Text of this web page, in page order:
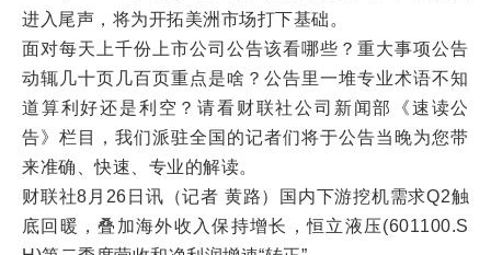
进入尾声，将为开拓美洲市场打下基础。
面对每天上千份上市公司公告该看哪些？重大事项公告
动辄几十页几百页重点是啥？公告里一堆专业术语不知
道算利好还是利空？请看财联社公司新闻部《速读公
告》栏目，我们派驻全国的记者们将于公告当晚为您带
来准确、快速、专业的解读。
财联社8月26日讯（记者 黄路）国内下游挖机需求Q2触
底回暖，叠加海外收入保持增长，恒立液压(601100.S